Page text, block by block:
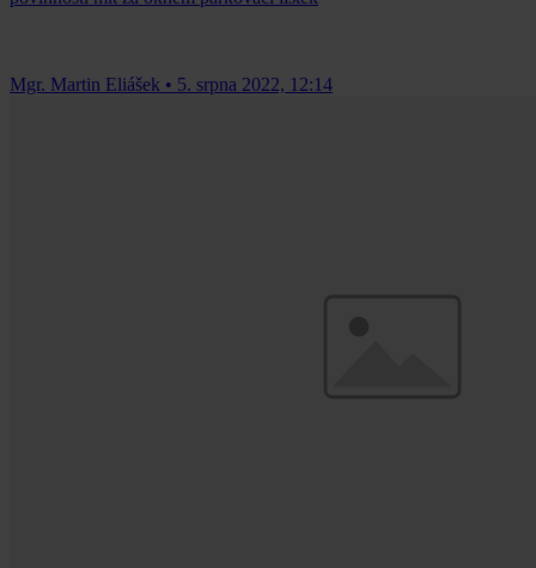
Mgr. Martin Eliášek • 5. srpna 2022, 12:14